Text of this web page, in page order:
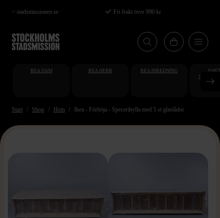
Hoppa
till
huvudinnehåll
< stadsmissionen.se Fri frakt över 990 kr
REA DAM REA HERR REA INREDNING
Start Shop Hem Ikea - Förhöja - Specerihylla med 5 st glaslådor